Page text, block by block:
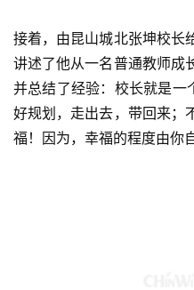
接着，由昆山城北张坤校长
讲述了他从一名普通教师成
并总结了经验：校长就是一
好规划，走出去，带回来；
福！因为，幸福的程度由你